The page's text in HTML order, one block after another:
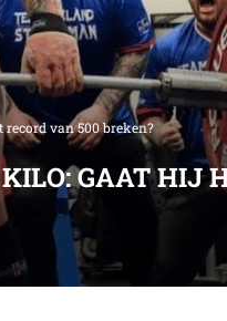
van 500 breken?
GAAT HIJ